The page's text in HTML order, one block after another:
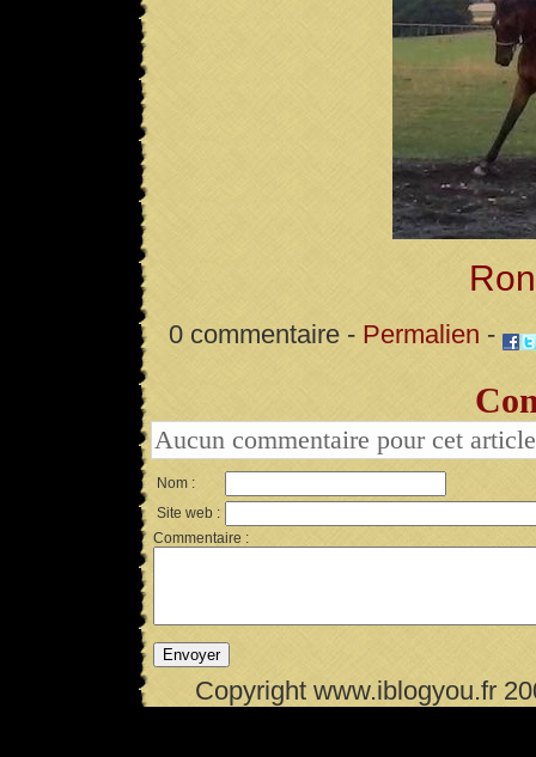
0 commentaire - Permalien -
Aucun commentaire pour cet article
Nom :
Site web :
Commentaire :
Copyright www.iblogyou.fr